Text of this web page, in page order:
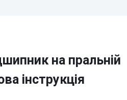
на пральній
інструкція